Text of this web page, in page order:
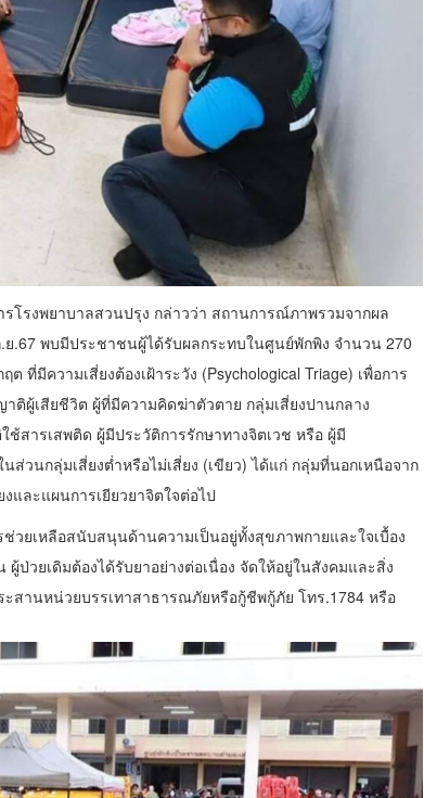
โรงพยาบาลสวนปรุง กล่าวว่า สถานการณ์ภาพรวมจากผล
.67 พบมีประชาชนผู้ได้รับผลกระทบในศูนย์พักพิง จำนวน 270
ที่มีความเสี่ยงต้องเฝ้าระวัง (Psychological Triage) เพื่อการ
ติผู้เสียชีวิต ผู้ที่มีความคิดฆ่าตัวตาย กลุ่มเสี่ยงปานกลาง
ช้สารเสพติด ผู้มีประวัติการรักษาทางจิตเวช หรือ ผู้มี
วนกลุ่มเสี่ยงต่ำหรือไม่เสี่ยง (เขียว) ได้แก่ กลุ่มที่นอกเหนือจาก
และแผนการเยียวยาจิตใจต่อไป
วยเหลือสนับสนุนด้านความเป็นอยู่ทั้งสุขภาพกายและใจเบื้อง
ป่วยเดิมต้องได้รับยาอย่างต่อเนื่อง จัดให้อยู่ในสังคมและสิ่ง
สานหน่วยบรรเทาสาธารณภัยหรือกู้ชีพกู้ภัย โทร.1784 หรือ